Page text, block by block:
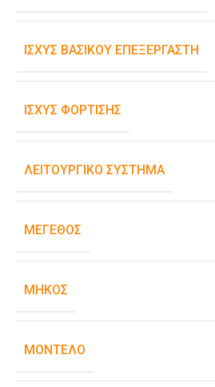
ΙΣΧΎΣ ΒΑΣΙΚΟΎ ΕΠΕΞΕΡΓΑΣΤΉ
ΙΣΧΎΣ ΦΌΡΤΙΣΗΣ
ΛΕΙΤΟΥΡΓΙΚΌ ΣΎΣΤΗΜΑ
ΜΈΓΕΘΟΣ
ΜΉΚΟΣ
ΜΟΝΤΈΛΟ